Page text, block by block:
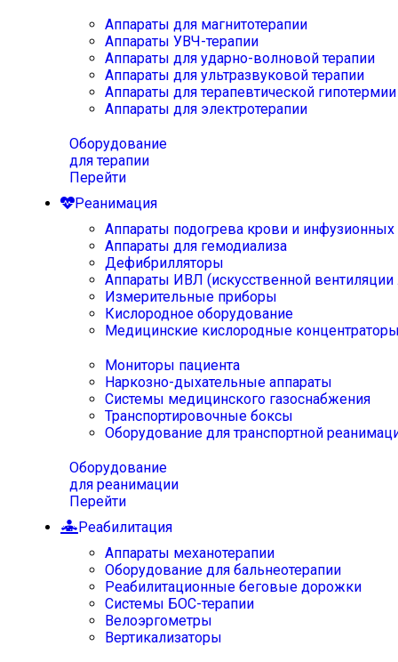
Аппараты для магнитотерапии
Аппараты УВЧ-терапии
Аппараты для ударно-волновой терапии
Аппараты для ультразвуковой терапии
Аппараты для терапевтической
Аппараты для электротерапии
Оборудование
для терапии
Перейти
Реанимация
Аппараты подогрева крови и инфузионных
Аппараты для гемодиализа
Дефибрилляторы
Аппараты ИВЛ (искусственной вентиляции
Измерительные приборы
Кислородное оборудование
Медицинские кислородные
Мониторы пациента
Наркозно-дыхательные аппараты
Системы медицинского газоснабжения
Транспортировочные боксы
Оборудование для транспортной
Оборудование
для реанимации
Перейти
Реабилитация
Аппараты механотерапии
Оборудование для бальнеотерапии
Реабилитационные беговые дорожки
Системы БОС-терапии
Велоэргометры
Вертикализаторы